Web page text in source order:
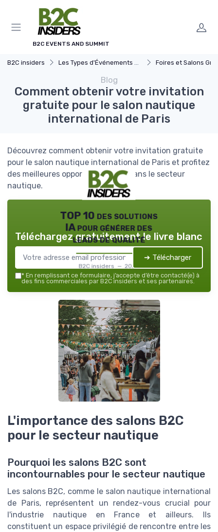
B2C EVENTS AND SUMMIT
B2C insiders Les Types d'Événements B2C Foires et Salons Grand
Blog
Comment obtenir votre invitation
gratuite pour le salon nautique
international de Paris
Découvrez comment obtenir votre invitation gratuite
pour le salon nautique international de Paris et profitez
des meilleures opportunités B2C dans le secteur
nautique.
TOP 10 des solutions
IA pour générer des
leads de qualité
B2C insiders — 2026
Téléchargez gratuitement le livre blanc
➔ Télécharger
* En remplissant ce formulaire, j’accepte d’être contacté(e) à
des fins commerciales par B2C insiders et ses partenaires.
L'importance des salons B2C
pour le secteur nautique
Pourquoi les salons B2C sont
incontournables pour le secteur nautique
Les salons B2C, comme le salon nautique international
de Paris, représentent un rendez-vous crucial pour
l'industrie nautique en France et ailleurs. Ils
constituent un espace privilégié de rencontre entre les
Panneau de gestion des cookies